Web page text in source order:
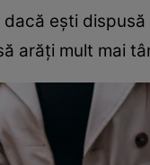
ești dispusă
arăți mult mai